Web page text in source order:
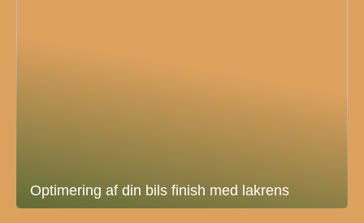
Optimering af din bils finish med lakrens